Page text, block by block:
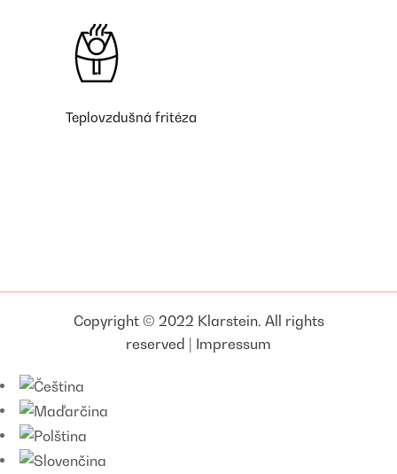
Teplovzdušná fritéza
Copyright © 2022 Klarstein. All rights
reserved | Impressum